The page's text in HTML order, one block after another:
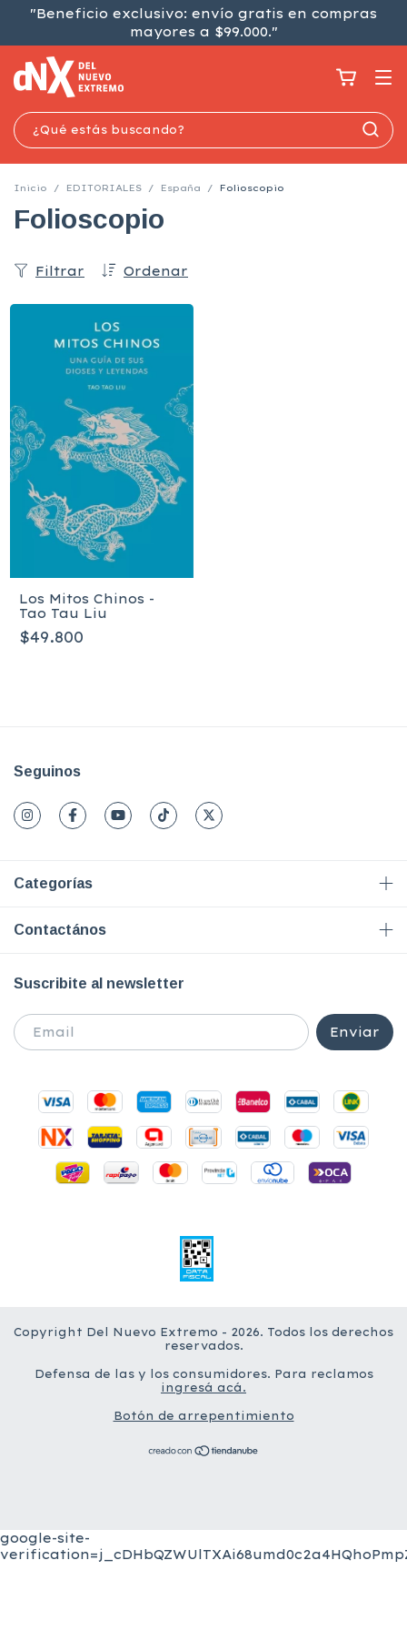
"Beneficio exclusivo: envío gratis en compras
mayores a $99.000."
Inicio / EDITORIALES / España / Folioscopio
Folioscopio
Ordenar
Filtrar
Los Mitos Chinos -
Tao Tau Liu
$49.800
Seguinos
Categorías
Contactános
Suscribite al newsletter
Copyright Del Nuevo Extremo - 2026. Todos los derechos
reservados.
Defensa de las y los consumidores. Para reclamos
ingresá acá.
Botón de arrepentimiento
google-site-